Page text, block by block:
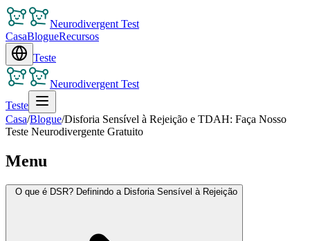
Neurodivergent Test
CasaBlogueRecursos
Teste
Neurodivergent Test
Teste
Casa/Blogue/Disforia Sensível à Rejeição e TDAH: Faça Nosso
Teste Neurodivergente Gratuito
Menu
O que é DSR? Definindo a Disforia Sensível à Rejeição